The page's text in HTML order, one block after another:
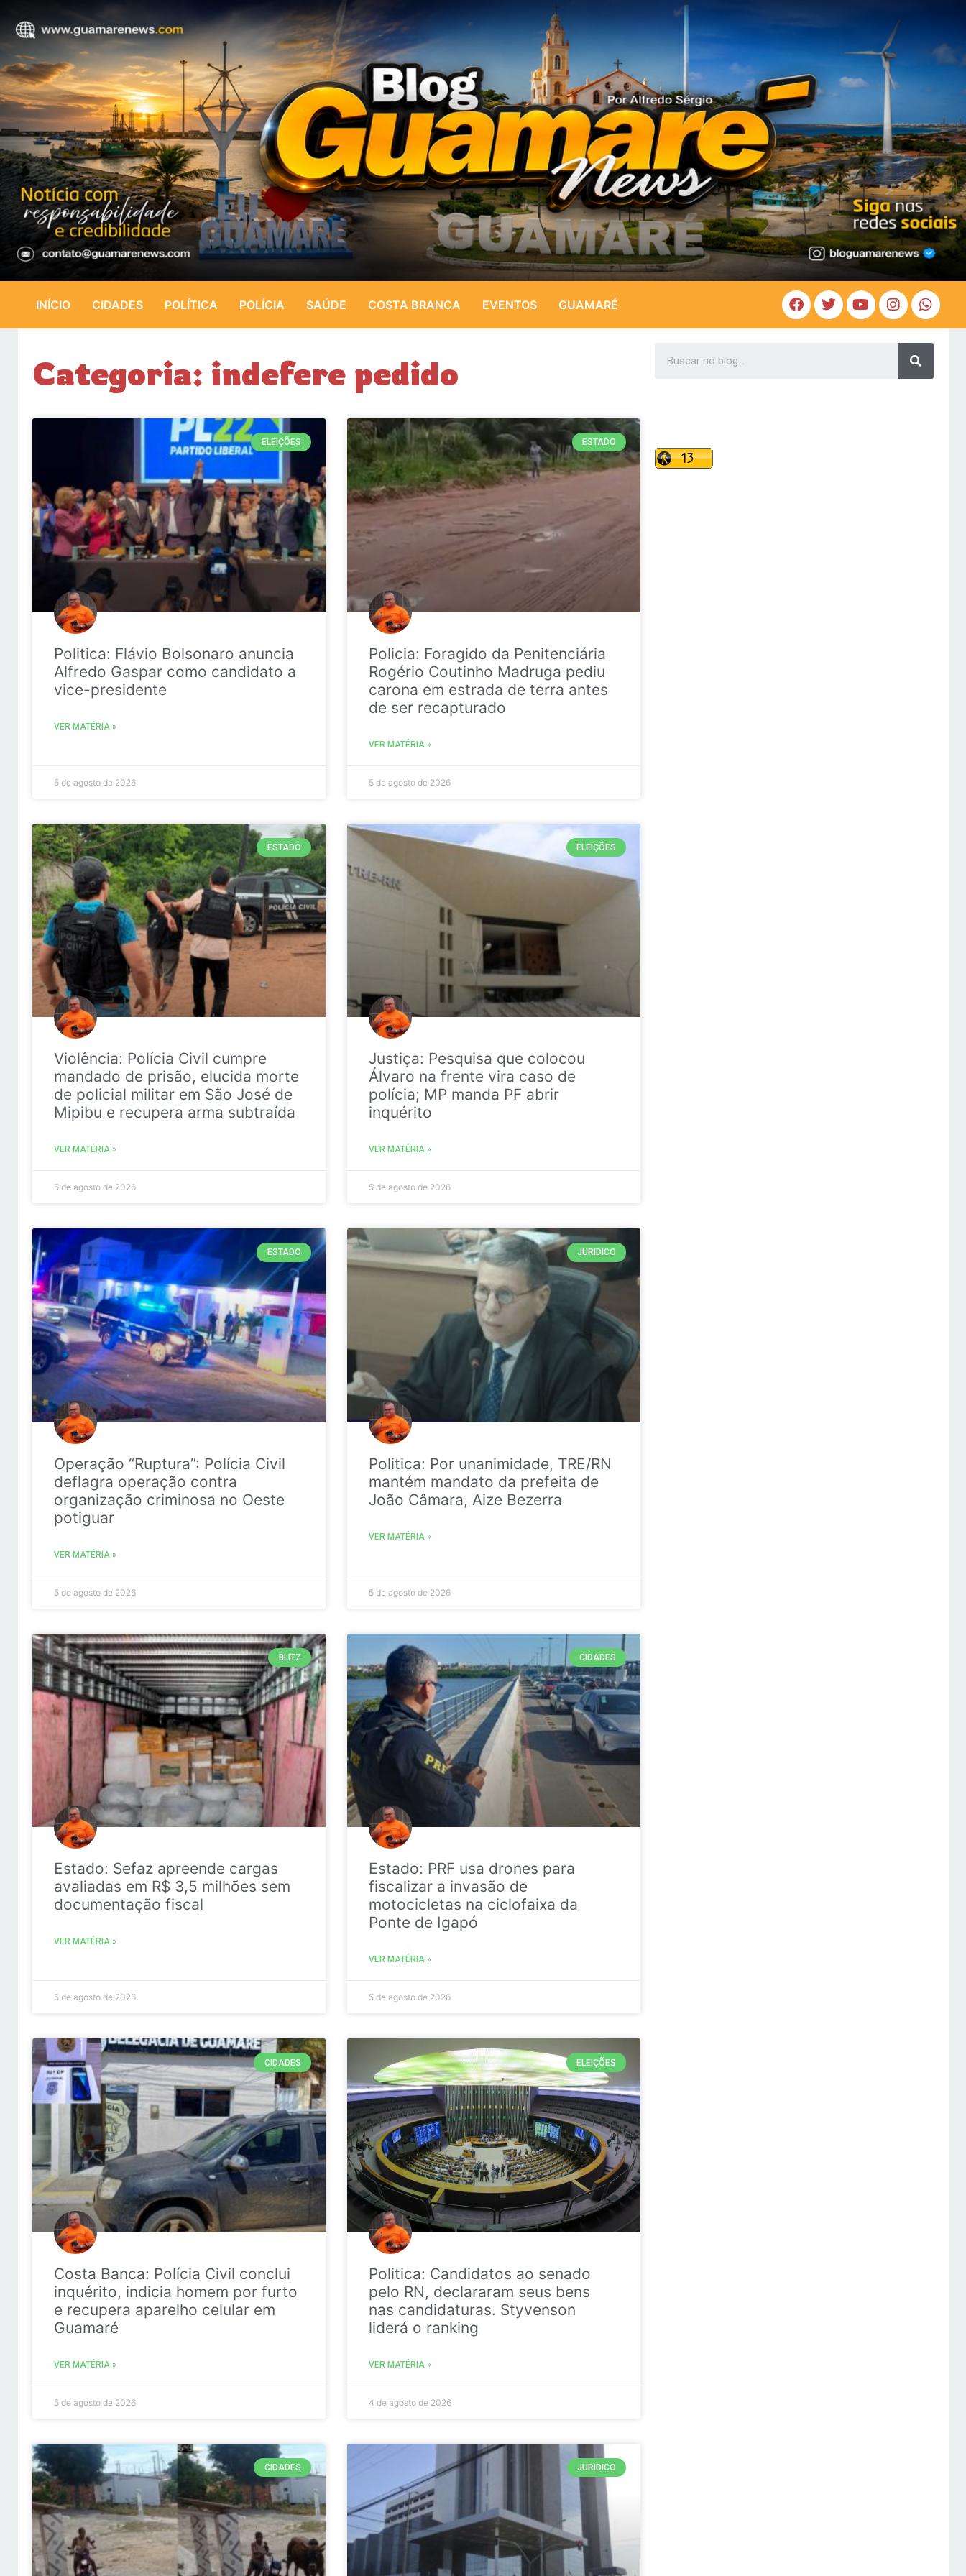
INÍCIO CIDADES POLÍTICA POLÍCIA SAÚDE COSTA BRANCA EVENTOS GUAMARÉ
Categoria: indefere pedido
ELEIÇÕES
Politica: Flávio Bolsonaro anuncia
Alfredo Gaspar como candidato a
vice-presidente
VER MATÉRIA »
5 de agosto de 2026
ESTADO
Policia: Foragido da Penitenciária
Rogério Coutinho Madruga pediu
carona em estrada de terra antes
de ser recapturado
VER MATÉRIA »
5 de agosto de 2026
ESTADO
Violência: Polícia Civil cumpre
mandado de prisão, elucida morte
de policial militar em São José de
Mipibu e recupera arma subtraída
VER MATÉRIA »
5 de agosto de 2026
ELEIÇÕES
Justiça: Pesquisa que colocou
Álvaro na frente vira caso de
polícia; MP manda PF abrir
inquérito
VER MATÉRIA »
5 de agosto de 2026
ESTADO
Operação “Ruptura”: Polícia Civil
deflagra operação contra
organização criminosa no Oeste
potiguar
VER MATÉRIA »
5 de agosto de 2026
JURIDICO
Politica: Por unanimidade, TRE/RN
mantém mandato da prefeita de
João Câmara, Aize Bezerra
VER MATÉRIA »
5 de agosto de 2026
BLITZ
Estado: Sefaz apreende cargas
avaliadas em R$ 3,5 milhões sem
documentação fiscal
VER MATÉRIA »
5 de agosto de 2026
CIDADES
Estado: PRF usa drones para
fiscalizar a invasão de
motocicletas na ciclofaixa da
Ponte de Igapó
VER MATÉRIA »
5 de agosto de 2026
CIDADES
Costa Banca: Polícia Civil conclui
inquérito, indicia homem por furto
e recupera aparelho celular em
Guamaré
VER MATÉRIA »
5 de agosto de 2026
ELEIÇÕES
Politica: Candidatos ao senado
pelo RN, declararam seus bens
nas candidaturas. Styvenson
liderá o ranking
VER MATÉRIA »
4 de agosto de 2026
CIDADES JURIDICO